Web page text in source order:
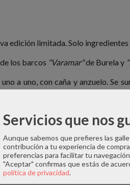
edición limitada. Solo
los barcos "Varamar"de Burela y
a uno, con caña y anzuelo. Se
delicadeza cubriéndolos de
relajado. Así se evita que las
las conservas de Edición
donde las manos artesanas del
se realiza de manera manual,
de bonito, jugosa y tierna.
Servicios que nos
Aunque sabemos que prefieres las
contribución a tu experiencia de
preferencias para facilitar tu
"Aceptar" confirmas que estás de
política de privacidad.